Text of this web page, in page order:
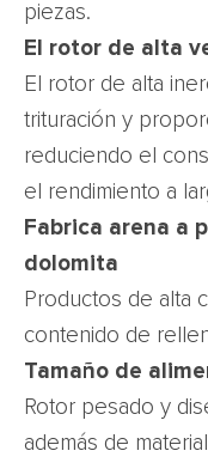
piezas.
El rotor de alta
El rotor de alta
trituración y
reduciendo el
el rendimiento a
Fabrica arena a
dolomita
Productos de alta
contenido de
Tamaño de
Rotor pesado y
además de